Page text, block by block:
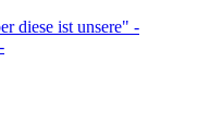
diese ist unsere" -